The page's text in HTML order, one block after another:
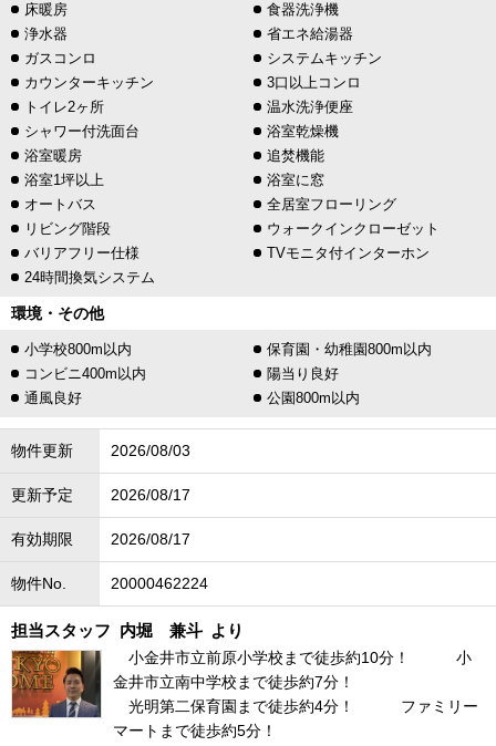
床暖房
食器洗浄機
浄水器
省エネ給湯器
ガスコンロ
システムキッチン
カウンターキッチン
3口以上コンロ
トイレ2ヶ所
温水洗浄便座
シャワー付洗面台
浴室乾燥機
浴室暖房
追焚機能
浴室1坪以上
浴室に窓
オートバス
全居室フローリング
リビング階段
ウォークインクローゼット
バリアフリー仕様
TVモニタ付インターホン
24時間換気システム
環境・その他
小学校800m以内
保育園・幼稚園800m以内
コンビニ400m以内
陽当り良好
通風良好
公園800m以内
物件更新 2026/08/03
更新予定 2026/08/17
有効期限 2026/08/17
物件No. 20000462224
担当スタッフ 内堀 兼斗 より
小金井市立前原小学校まで徒歩約10分！ 小
金井市立南中学校まで徒歩約7分！
光明第二保育園まで徒歩約4分！ ファミリー
マートまで徒歩約5分！